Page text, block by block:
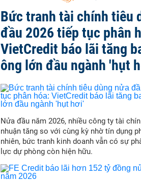
Bức tranh tài chính tiêu
đầu 2026 tiếp tục phân
VietCredit báo lãi tăng
ông lớn đầu ngành 'hụt
Nửa đầu năm 2026, nhiều công ty tài
nhuận tăng so với cùng kỳ nhờ tín dụng
nhiên, bức tranh kinh doanh vẫn có sự
lực dự phòng còn hiện hữu.